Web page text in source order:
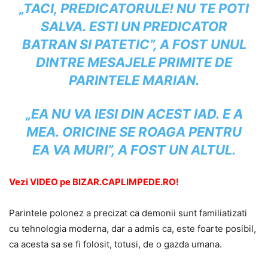
„TACI, PREDICATORULE! NU TE POTI
SALVA. ESTI UN PREDICATOR
BATRAN SI PATETIC”, A FOST UNUL
DINTRE MESAJELE PRIMITE DE
PARINTELE MARIAN.
„EA NU VA IESI DIN ACEST IAD. E A
MEA. ORICINE SE ROAGA PENTRU
EA VA MURI”, A FOST UN ALTUL.
Vezi VIDEO pe BIZAR.CAPLIMPEDE.RO!
Parintele polonez a precizat ca demonii sunt familiatizati
cu tehnologia moderna, dar a admis ca, este foarte posibil,
ca acesta sa se fi folosit, totusi, de o gazda umana.